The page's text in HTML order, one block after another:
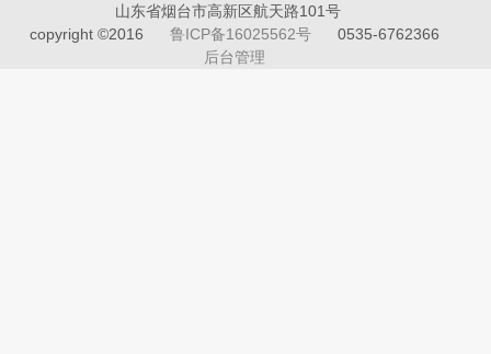
山东省烟台市高新区航天路101号
copyright ©2016
鲁ICP备16025562号
0535-6762366
后台管理